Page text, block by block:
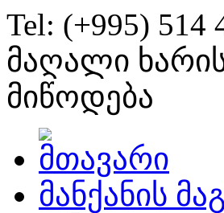
Tel: (+995) 514
მაღალი
მიწოდება
მანქანის